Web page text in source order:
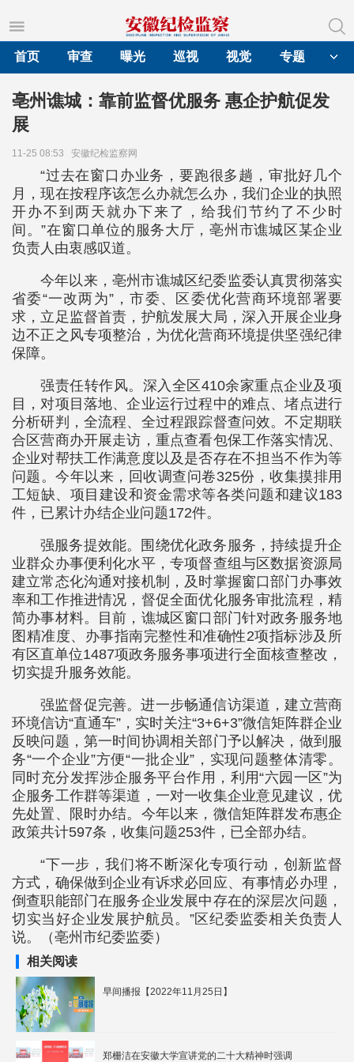
首页
审查 曝光 巡视 视觉 专题
亳州谯城：靠前监督优服务 惠企护航促发
展
11-25 08:53 安徽纪检监察网
“过去在窗口办业务，要跑很多趟，审批好几个
月，现在按程序该怎么办就怎么办，我们企业的执照
开办不到两天就办下来了，给我们节约了不少时
间。”在窗口单位的服务大厅，亳州市谯城区某企业
负责人由衷感叹道。
今年以来，亳州市谯城区纪委监委认真贯彻落实
省委“一改两为”，市委、区委优化营商环境部署要
求，立足监督首责，护航发展大局，深入开展企业身
边不正之风专项整治，为优化营商环境提供坚强纪律
保障。
强责任转作风。深入全区410余家重点企业及项
目，对项目落地、企业运行过程中的难点、堵点进行
分析研判，全流程、全过程跟踪督查问效。不定期联
合区营商办开展走访，重点查看包保工作落实情况、
企业对帮扶工作满意度以及是否存在不担当不作为等
问题。今年以来，回收调查问卷325份，收集摸排用
工短缺、项目建设和资金需求等各类问题和建议183
件，已累计办结企业问题172件。
强服务提效能。围绕优化政务服务，持续提升企
业群众办事便利化水平，专项督查组与区数据资源局
建立常态化沟通对接机制，及时掌握窗口部门办事效
率和工作推进情况，督促全面优化服务审批流程，精
简办事材料。目前，谯城区窗口部门针对政务服务地
图精准度、办事指南完整性和准确性2项指标涉及所
有区直单位1487项政务服务事项进行全面核查整改，
切实提升服务效能。
强监督促完善。进一步畅通信访渠道，建立营商
环境信访“直通车”，实时关注“3+6+3”微信矩阵群企业
反映问题，第一时间协调相关部门予以解决，做到服
务“一个企业”方便“一批企业”，实现问题整体清零。
同时充分发挥涉企服务平台作用，利用“六园一区”为
企服务工作群等渠道，一对一收集企业意见建议，优
先处置、限时办结。今年以来，微信矩阵群发布惠企
政策共计597条，收集问题253件，已全部办结。
“下一步，我们将不断深化专项行动，创新监督
方式，确保做到企业有诉求必回应、有事情必办理，
倒查职能部门在服务企业发展中存在的深层次问题，
切实当好企业发展护航员。”区纪委监委相关负责人
说。（亳州市纪委监委）
相关阅读
早间播报【2022年11月25日】
郑栅洁在安徽大学宣讲党的二十大精神时强调